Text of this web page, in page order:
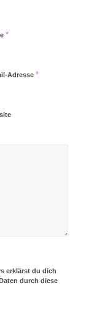
*
Adresse *
erklärst du dich
durch diese